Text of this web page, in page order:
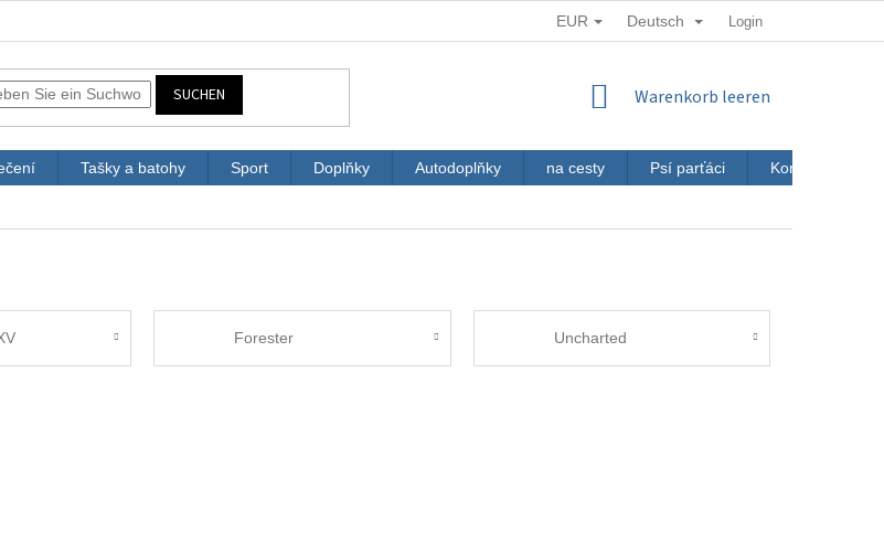
EUR Deutsch Login
SUCHEN WARENKORB
Warenkorb leeren
Tašky a batohy Sport Doplňky Autodoplňky na cesty Psí parťáci Kontakt
Forester Uncharted